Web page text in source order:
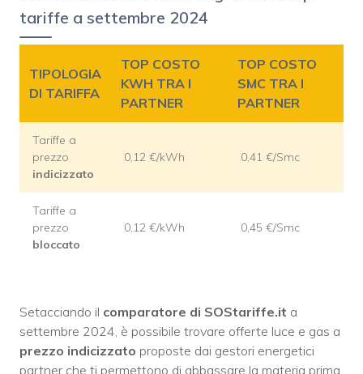
tariffe a settembre 2024
TIPOLOGIA
DI TARIFFA
TOP COSTO
KWH TRA I
PARTNER
TOP COSTO
SMC TRA I
PARTNER
Tariffe a
prezzo
indicizzato
0,12 €/kWh 0,41 €/Smc
Tariffe a
prezzo
bloccato
0,12 €/kWh 0,45 €/Smc
Setacciando il comparatore di SOStariffe.it a
settembre 2024, è possibile trovare offerte luce e gas a
prezzo indicizzato proposte dai gestori energetici
partner che ti permettono di abbassare la materia prima